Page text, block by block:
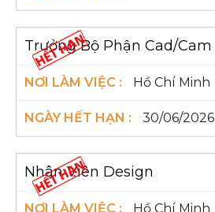
Trưởng Bộ Phận Cad/Cam
Hồ Chí Minh
30/06/2026
Nhân Viên Design
Hồ Chí Minh